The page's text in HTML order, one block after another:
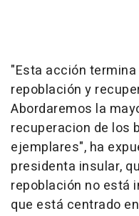
"Esta acción
repoblación y
Abordaremos la
recuperacion de los
ejemplares", ha
presidenta insular,
repoblación no está
que está centrado